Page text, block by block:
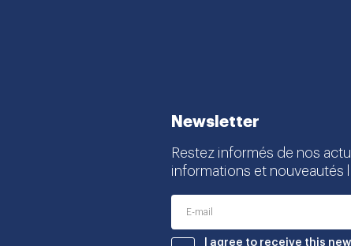
Newsletter
Restez informés de nos
informations et nouveautés
I agree to receive this